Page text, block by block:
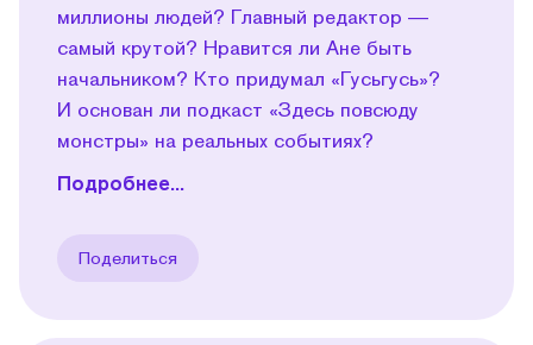
миллионы людей? Главный редактор —
самый крутой? Нравится ли Ане быть
начальником? Кто придумал «Гусьгусь»?
И основан ли подкаст «Здесь повсюду
монстры» на реальных событиях?
Подробнее...
Поделиться